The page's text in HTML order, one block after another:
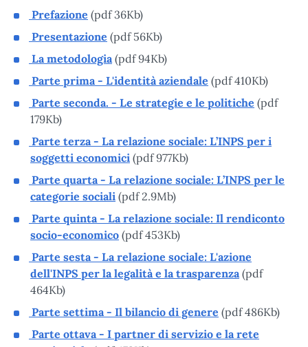
Prefazione (pdf 36Kb)
Presentazione (pdf 56Kb)
La metodologia (pdf 94Kb)
Parte prima - L'identità aziendale (pdf 410Kb)
Parte seconda. - Le strategie e le politiche (pdf
179Kb)
Parte terza - La relazione sociale: L’INPS per i
soggetti economici (pdf 977Kb)
Parte quarta - La relazione sociale: L’INPS per le
categorie sociali (pdf 2.9Mb)
Parte quinta - La relazione sociale: Il rendiconto
socio-economico (pdf 453Kb)
Parte sesta - La relazione sociale: L'azione
dell'INPS per la legalità e la trasparenza (pdf
464Kb)
Parte settima - Il bilancio di genere (pdf 486Kb)
Parte ottava - I partner di servizio e la rete